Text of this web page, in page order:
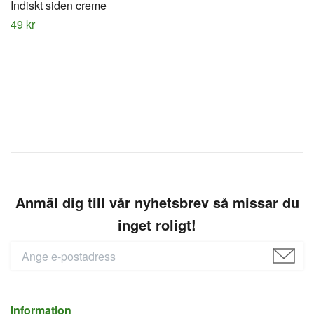
Indiskt siden creme
49 kr
Anmäl dig till vår nyhetsbrev så missar du
inget roligt!
Information